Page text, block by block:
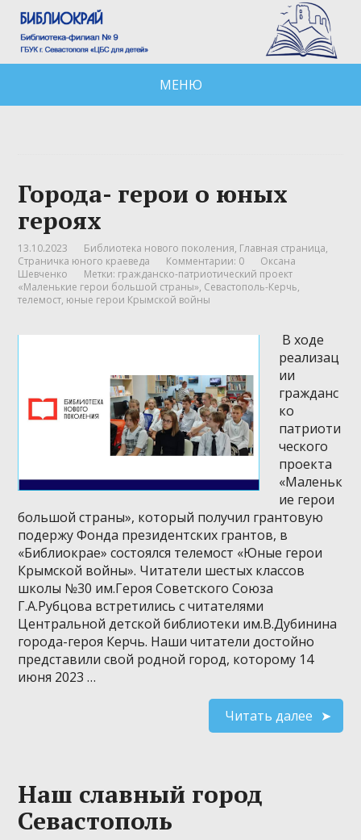
МЕНЮ
Города- герои о юных
героях
13.10.2023 Библиотека нового поколения, Главная страница,
Страничка юного краеведа
Комментарии: 0
Оксана
Шевченко
Метки: гражданско-патриотический проект
«Маленькие герои большой страны», Севастополь-Керчь,
телемост, юные герои Крымской войны
⁣ В ходе
реализац
ии
гражданс
ко
патриоти
ческого
проекта
«Маленьк
ие герои
большой страны», который получил грантовую
подержу Фонда президентских грантов, в
«Библиокрае» состоялся телемост «Юные герои
Крымской войны». Читатели шестых классов
школы №30 им.Героя Советского Союза
Г.А.Рубцова встретились с читателями
Центральной детской библиотеки им.В.Дубинина
города-героя Керчь. Наши читатели достойно
представили свой родной город, которому 14
июня 2023 …
Читать далее
Наш славный город
Севастополь